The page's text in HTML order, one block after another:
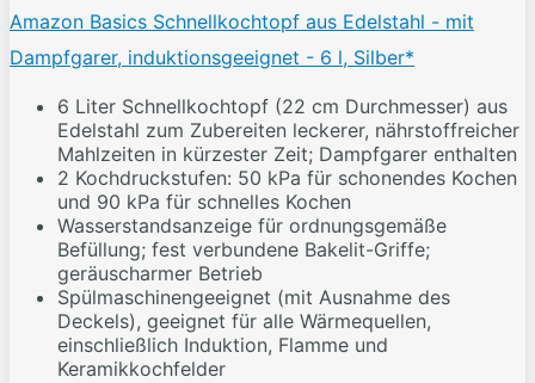
Amazon Basics Schnellkochtopf aus Edelstahl - mit
Dampfgarer, induktionsgeeignet - 6 l, Silber*
6 Liter Schnellkochtopf (22 cm Durchmesser) aus
Edelstahl zum Zubereiten leckerer, nährstoffreicher
Mahlzeiten in kürzester Zeit; Dampfgarer enthalten
2 Kochdruckstufen: 50 kPa für schonendes Kochen
und 90 kPa für schnelles Kochen
Wasserstandsanzeige für ordnungsgemäße
Befüllung; fest verbundene Bakelit-Griffe;
geräuscharmer Betrieb
Spülmaschinengeeignet (mit Ausnahme des
Deckels), geeignet für alle Wärmequellen,
einschließlich Induktion, Flamme und
Keramikkochfelder